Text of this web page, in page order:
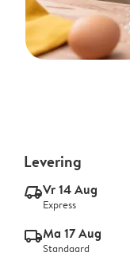
Levering
delivery_express_v2Vr 14 Aug
Express
delivery_standard_v2Ma 17 Aug
Standaard